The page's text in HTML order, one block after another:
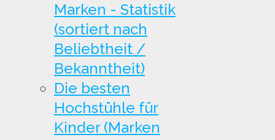
Marken - Statistik
(sortiert nach
Beliebtheit /
Bekanntheit)
Die besten
Hochstühle für
Kinder (Marken